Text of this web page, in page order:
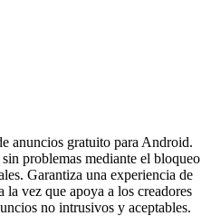
anuncios gratuito para Android.
problemas mediante el bloqueo
Garantiza una experiencia de
la vez que apoya a los creadores
no intrusivos y aceptables.